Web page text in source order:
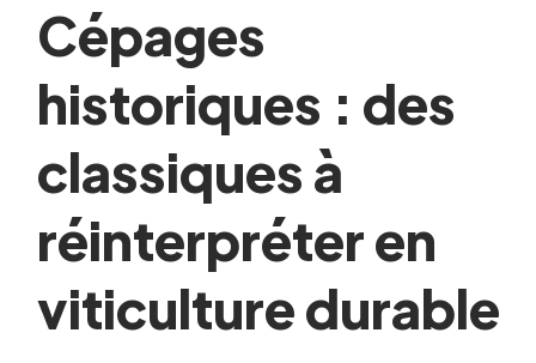
Cépages
historiques : des
classiques à
réinterpréter en
viticulture durable